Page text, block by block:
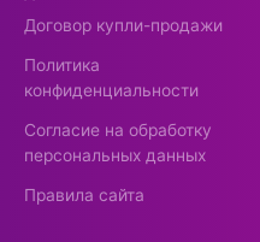
Договор купли-продажи
Политика
конфиденциальности
Согласие на обработку
персональных данных
Правила сайта